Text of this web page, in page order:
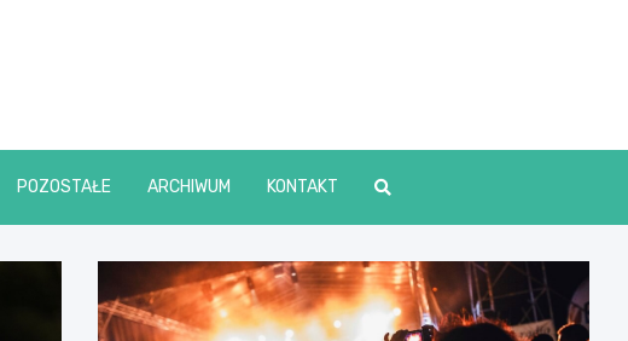
POZOSTAŁE ARCHIWUM KONTAKT